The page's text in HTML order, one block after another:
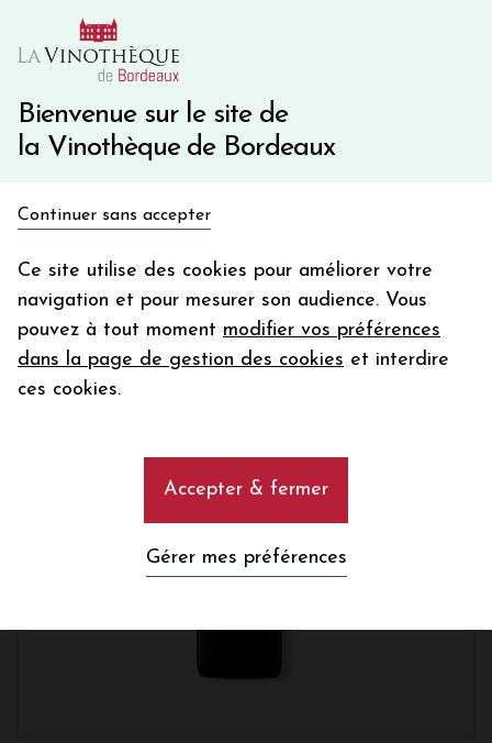
Bienvenue sur le site de
la Vinothèque de Bordeaux
Continuer sans accepter
Ce site utilise des cookies pour améliorer votre
navigation et pour mesurer son audience. Vous
pouvez à tout moment modifier vos préférences
dans la page de gestion des cookies et interdire
ces cookies.
Accepter & fermer
Gérer mes préférences
10€ de remise immédiate sur votre première commande
Une question ?
en bon d'achat
Votre
email
En m’abonnant, j’accepte de recevoir la newsletter de la